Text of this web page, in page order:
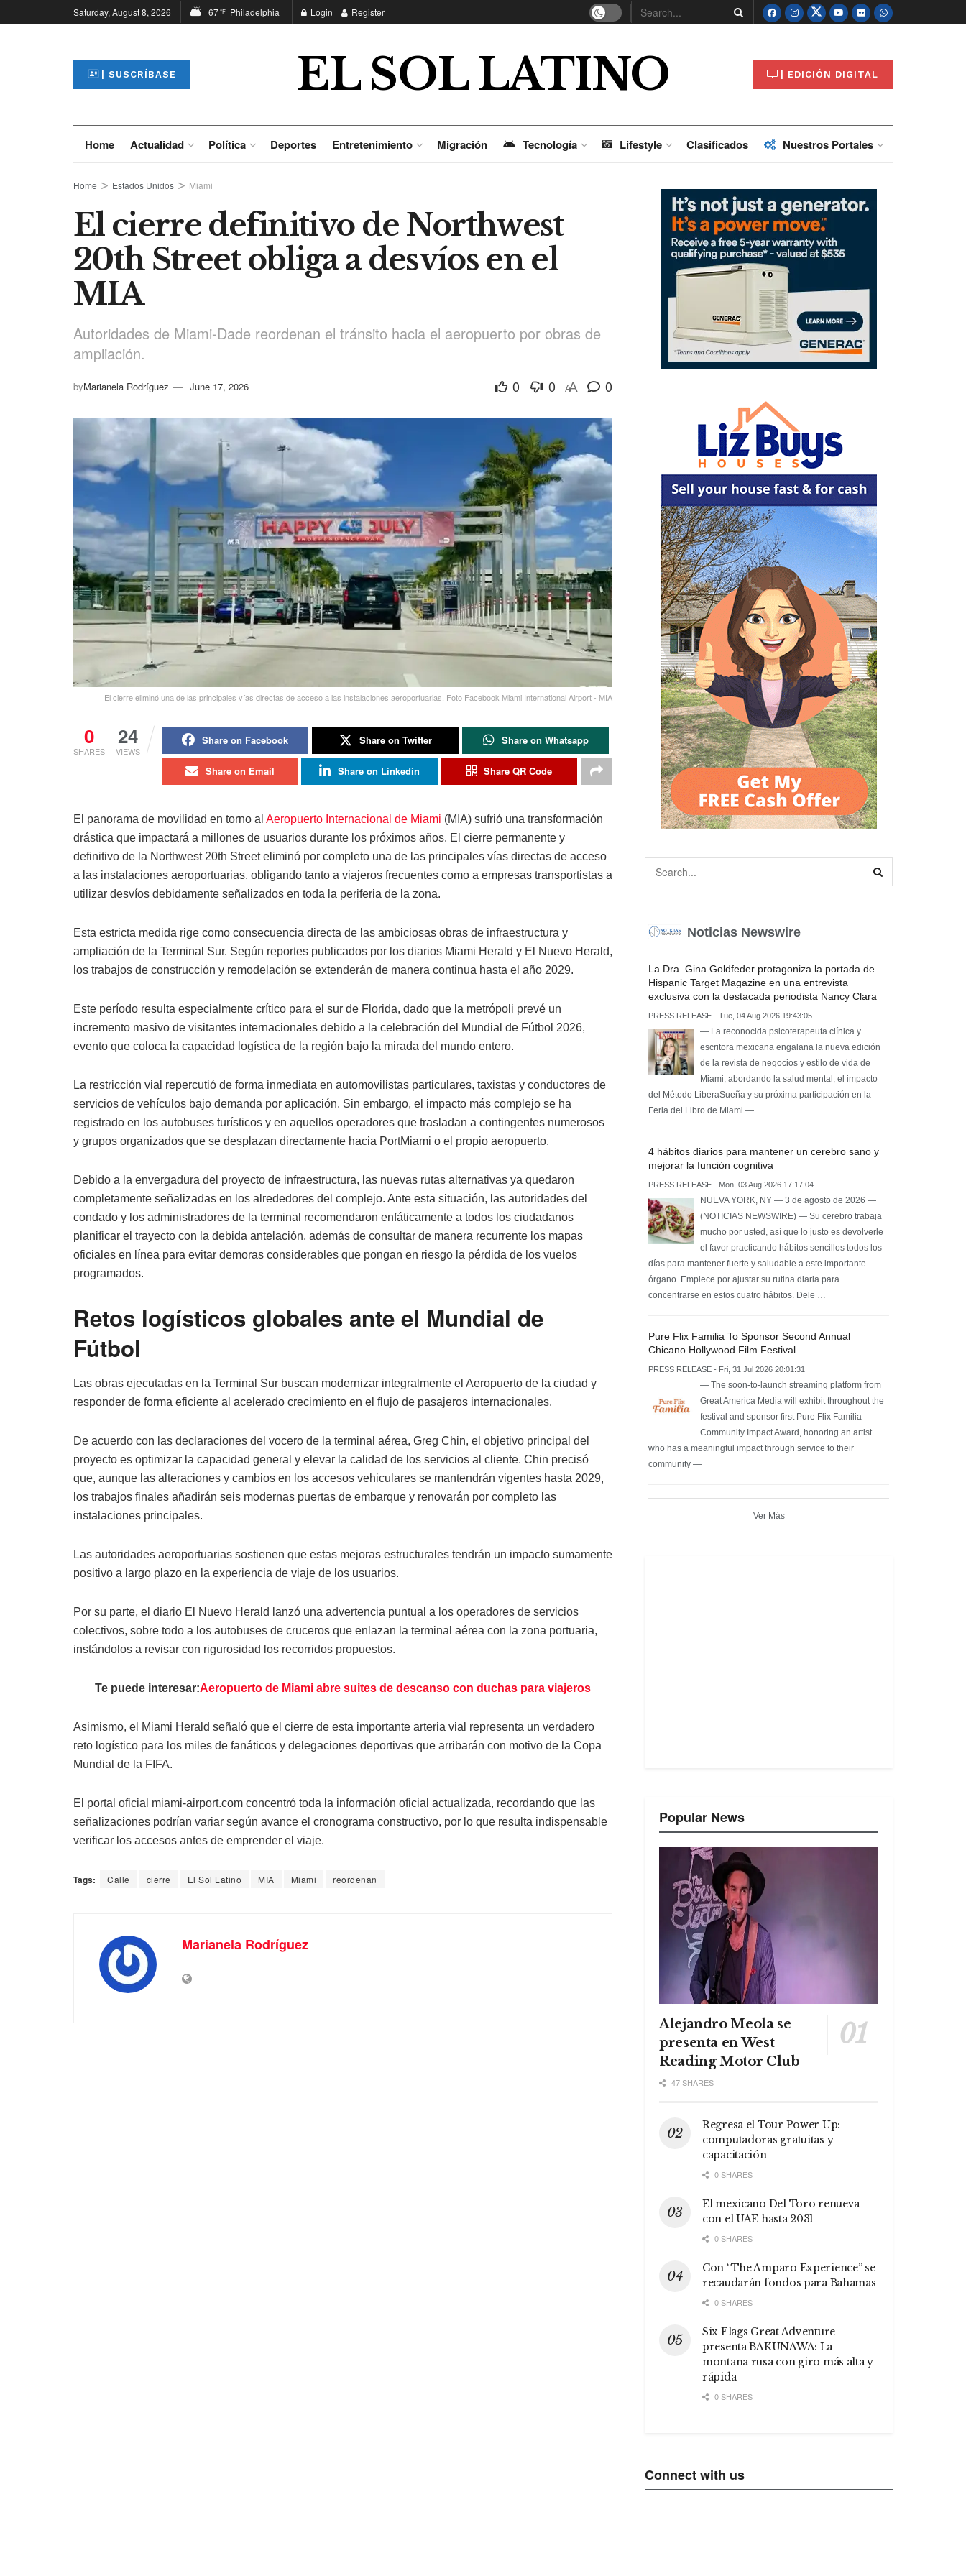
Saturday, August 8, 2026 67°F Philadelphia Login Register
| SUSCRÍBASE EL SOL LATINO | EDICIÓN DIGITAL
Home Actualidad Política Deportes Entretenimiento Migración Tecnología Lifestyle Clasificados Nuestros Portales
Home Estados Unidos Miami
El cierre definitivo de Northwest
20th Street obliga a desvíos en el
MIA
Autoridades de Miami-Dade reordenan el tránsito hacia el aeropuerto por obras de
ampliación.
byMarianela Rodríguez June 17, 2026 0 0 AA 0
El cierre eliminó una de las principales vías directas de acceso a las instalaciones aeroportuarias. Foto Facebook Miami International Airport - MIA
0
SHARES
24
VIEWS
Share on Facebook Share on Twitter Share on Whatsapp
Share on Email Share on Linkedin Share QR Code
El panorama de movilidad en torno al Aeropuerto Internacional de Miami (MIA) sufrió una transformación
drástica que impactará a millones de usuarios durante los próximos años. El cierre permanente y
definitivo de la Northwest 20th Street eliminó por completo una de las principales vías directas de acceso
a las instalaciones aeroportuarias, obligando tanto a viajeros frecuentes como a empresas transportistas a
utilizar desvíos debidamente señalizados en toda la periferia de la zona.
Esta estricta medida rige como consecuencia directa de las ambiciosas obras de infraestructura y
ampliación de la Terminal Sur. Según reportes publicados por los diarios Miami Herald y El Nuevo Herald,
los trabajos de construcción y remodelación se extenderán de manera continua hasta el año 2029.
Este período resulta especialmente crítico para el sur de Florida, dado que la metrópoli prevé un
incremento masivo de visitantes internacionales debido a la celebración del Mundial de Fútbol 2026,
evento que coloca la capacidad logística de la región bajo la mirada del mundo entero.
La restricción vial repercutió de forma inmediata en automovilistas particulares, taxistas y conductores de
servicios de vehículos bajo demanda por aplicación. Sin embargo, el impacto más complejo se ha
registrado en los autobuses turísticos y en aquellos operadores que trasladan a contingentes numerosos
y grupos organizados que se desplazan directamente hacia PortMiami o el propio aeropuerto.
Debido a la envergadura del proyecto de infraestructura, las nuevas rutas alternativas ya quedaron
completamente señalizadas en los alrededores del complejo. Ante esta situación, las autoridades del
condado y los administradores de la terminal recomendaron enfáticamente a todos los ciudadanos
planificar el trayecto con la debida antelación, además de consultar de manera recurrente los mapas
oficiales en línea para evitar demoras considerables que pongan en riesgo la pérdida de los vuelos
programados.
Retos logísticos globales ante el Mundial de
Fútbol
Las obras ejecutadas en la Terminal Sur buscan modernizar integralmente el Aeropuerto de la ciudad y
responder de forma eficiente al acelerado crecimiento en el flujo de pasajeros internacionales.
De acuerdo con las declaraciones del vocero de la terminal aérea, Greg Chin, el objetivo principal del
proyecto es optimizar la capacidad general y elevar la calidad de los servicios al cliente. Chin precisó
que, aunque las alteraciones y cambios en los accesos vehiculares se mantendrán vigentes hasta 2029,
los trabajos finales añadirán seis modernas puertas de embarque y renovarán por completo las
instalaciones principales.
Las autoridades aeroportuarias sostienen que estas mejoras estructurales tendrán un impacto sumamente
positivo a largo plazo en la experiencia de viaje de los usuarios.
Por su parte, el diario El Nuevo Herald lanzó una advertencia puntual a los operadores de servicios
colectivos, sobre todo a los autobuses de cruceros que enlazan la terminal aérea con la zona portuaria,
instándolos a revisar con rigurosidad los recorridos propuestos.
Te puede interesar:Aeropuerto de Miami abre suites de descanso con duchas para viajeros
Asimismo, el Miami Herald señaló que el cierre de esta importante arteria vial representa un verdadero
reto logístico para los miles de fanáticos y delegaciones deportivas que arribarán con motivo de la Copa
Mundial de la FIFA.
El portal oficial miami-airport.com concentró toda la información oficial actualizada, recordando que las
señalizaciones podrían variar según avance el cronograma constructivo, por lo que resulta indispensable
verificar los accesos antes de emprender el viaje.
Tags: Calle cierre El Sol Latino MIA Miami reordenan
Marianela Rodríguez
Noticias Newswire
La Dra. Gina Goldfeder protagoniza la portada de
Hispanic Target Magazine en una entrevista
exclusiva con la destacada periodista Nancy Clara
PRESS RELEASE - Tue, 04 Aug 2026 19:43:05
— La reconocida psicoterapeuta clínica y
escritora mexicana engalana la nueva edición
de la revista de negocios y estilo de vida de
Miami, abordando la salud mental, el impacto
del Método LiberaSueña y su próxima participación en la
Feria del Libro de Miami —
4 hábitos diarios para mantener un cerebro sano y
mejorar la función cognitiva
PRESS RELEASE - Mon, 03 Aug 2026 17:17:04
NUEVA YORK, NY — 3 de agosto de 2026 —
(NOTICIAS NEWSWIRE) — Su cerebro trabaja
mucho por usted, así que lo justo es devolverle
el favor practicando hábitos sencillos todos los
días para mantener fuerte y saludable a este importante
órgano. Empiece por ajustar su rutina diaria para
concentrarse en estos cuatro hábitos. Dele …
Pure Flix Familia To Sponsor Second Annual
Chicano Hollywood Film Festival
PRESS RELEASE - Fri, 31 Jul 2026 20:01:31
— The soon-to-launch streaming platform from
Great America Media will exhibit throughout the
festival and sponsor first Pure Flix Familia
Community Impact Award, honoring an artist
who has a meaningful impact through service to their
community —
Ver Más
Popular News
Alejandro Meola se
presenta en West
Reading Motor Club
47 SHARES
Regresa el Tour Power Up:
computadoras gratuitas y
capacitación
0 SHARES
El mexicano Del Toro renueva
con el UAE hasta 2031
0 SHARES
Con “The Amparo Experience” se
recaudarán fondos para Bahamas
0 SHARES
Six Flags Great Adventure
presenta BAKUNAWA: La
montaña rusa con giro más alta y
rápida
0 SHARES
Connect with us